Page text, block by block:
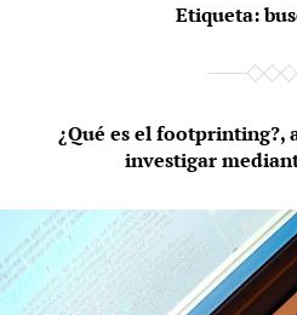
Etiqueta:
¿Qué es el footprinting?,
investigar